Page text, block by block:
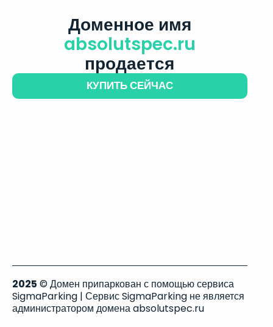
Доменное имя
absolutspec.ru
продается
КУПИТЬ СЕЙЧАС
2025 © Домен припаркован с помощью сервиса
SigmaParking | Сервис SigmaParking не является
администратором домена absolutspec.ru